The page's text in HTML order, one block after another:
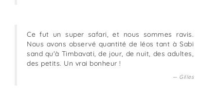
Ce fut un super safari, et nous sommes ravis.
Nous avons observé quantité de léos tant à Sabi
sand qu'à Timbavati, de jour, de nuit, des adultes,
des petits. Un vrai bonheur !
Gilles